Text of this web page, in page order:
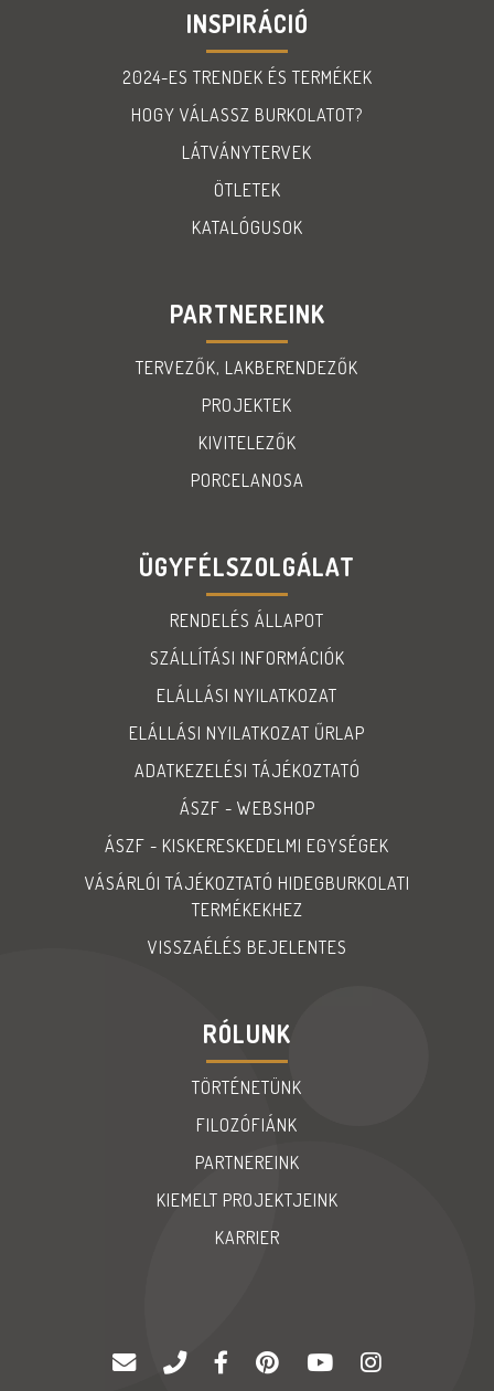
INSPIRÁCIÓ
2024-ES TRENDEK ÉS TERMÉKEK
HOGY VÁLASSZ BURKOLATOT?
LÁTVÁNYTERVEK
ÖTLETEK
KATALÓGUSOK
PARTNEREINK
TERVEZŐK, LAKBERENDEZŐK
PROJEKTEK
KIVITELEZŐK
PORCELANOSA
ÜGYFÉLSZOLGÁLAT
RENDELÉS ÁLLAPOT
SZÁLLÍTÁSI INFORMÁCIÓK
ELÁLLÁSI NYILATKOZAT
ELÁLLÁSI NYILATKOZAT ŰRLAP
ADATKEZELÉSI TÁJÉKOZTATÓ
ÁSZF - WEBSHOP
ÁSZF - KISKERESKEDELMI EGYSÉGEK
VÁSÁRLÓI TÁJÉKOZTATÓ HIDEGBURKOLATI
TERMÉKEKHEZ
VISSZAÉLÉS BEJELENTES
RÓLUNK
TÖRTÉNETÜNK
FILOZÓFIÁNK
PARTNEREINK
KIEMELT PROJEKTJEINK
KARRIER